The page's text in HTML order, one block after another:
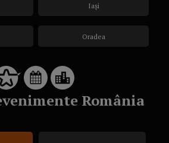
Iași
Oradea
România